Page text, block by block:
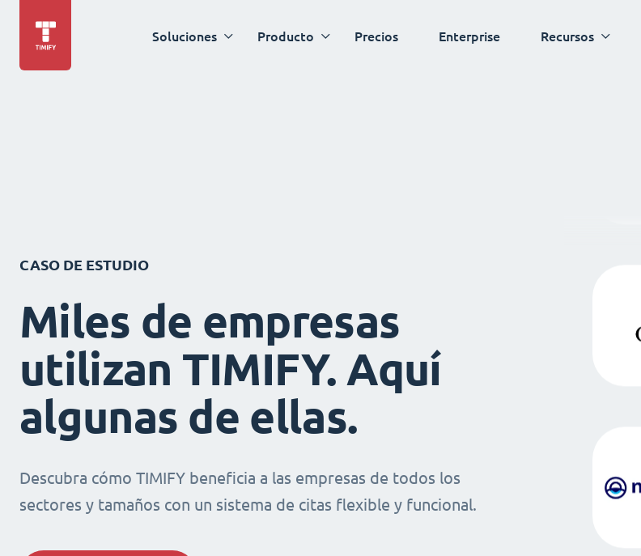
Soluciones Producto Precios Enterprise Recursos
CASO DE ESTUDIO
Miles de empresas
utilizan TIMIFY. Aquí
algunas de ellas.
Descubra cómo TIMIFY beneficia a las empresas de todos los
sectores y tamaños con un sistema de citas flexible y funcional.